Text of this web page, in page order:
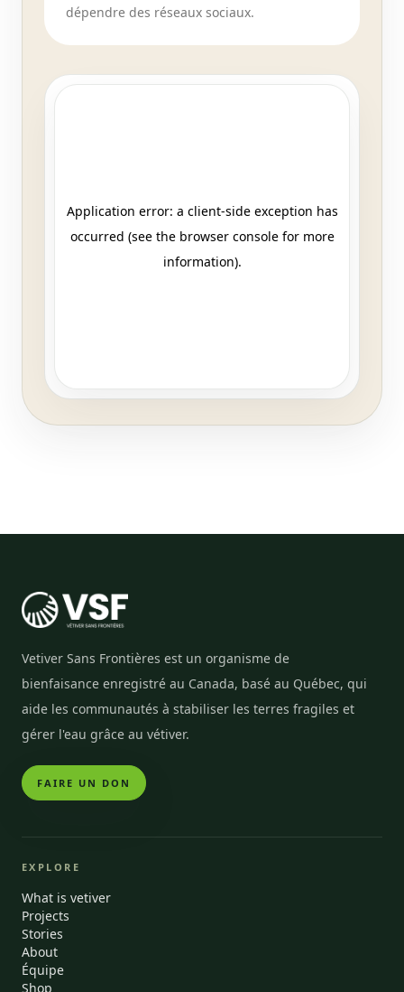
dépendre des réseaux sociaux.
Vetiver Sans Frontières est un organisme de
bienfaisance enregistré au Canada, basé au Québec, qui
aide les communautés à stabiliser les terres fragiles et
gérer l'eau grâce au vétiver.
FAIRE UN DON
EXPLORE
What is vetiver
Projects
Stories
About
Équipe
Shop